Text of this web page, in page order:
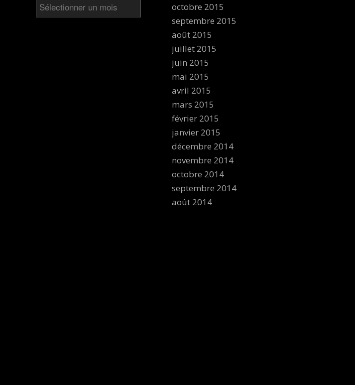
octobre 2015
septembre 2015
août 2015
juillet 2015
juin 2015
mai 2015
avril 2015
mars 2015
février 2015
janvier 2015
décembre 2014
novembre 2014
octobre 2014
septembre 2014
août 2014